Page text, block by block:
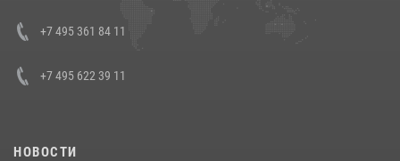
+7 495 361 84 11
+7 495 622 39 11
НОВОСТИ